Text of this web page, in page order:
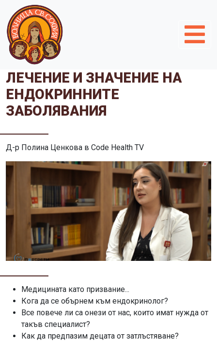
ЛЕЧЕНИЕ И ЗНАЧЕНИЕ НА
ЕНДОКРИННИТЕ
ЗАБОЛЯВАНИЯ
Д-р Полина Ценкова в Code Health TV
Медицината като призвание...
Кога да се обърнем към ендокринолог?
Все повече ли са онези от нас, които имат нужда от
такъв специалист?
Как да предпазим децата от затлъстяване?